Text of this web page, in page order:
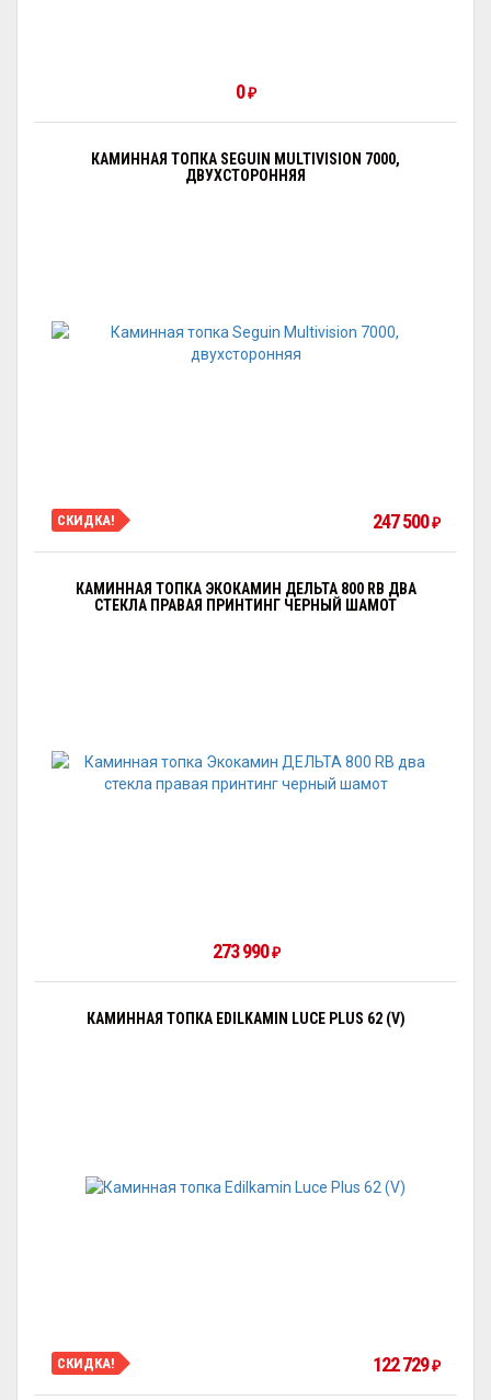
0₽
КАМИННАЯ ТОПКА SEGUIN MULTIVISION 7000,
ДВУХСТОРОННЯЯ
СКИДКА! 247 500₽
КАМИННАЯ ТОПКА ЭКОКАМИН ДЕЛЬТА 800 RB ДВА
СТЕКЛА ПРАВАЯ ПРИНТИНГ ЧЕРНЫЙ ШАМОТ
273 990₽
КАМИННАЯ ТОПКА EDILKAMIN LUCE PLUS 62 (V)
СКИДКА! 122 729₽